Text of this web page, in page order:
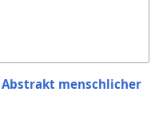
Abstrakt menschlicher